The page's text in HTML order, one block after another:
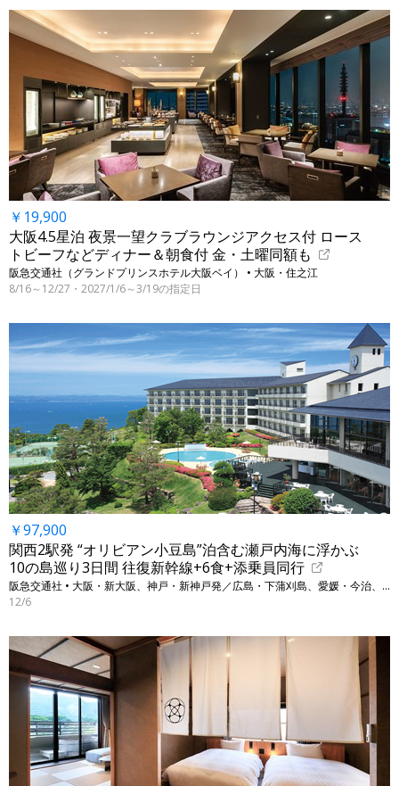
￥19,900
大阪4.5星泊 夜景一望クラブラウンジアクセス付 ロース
トビーフなどディナー＆朝食付 金・土曜同額も
阪急交通社（グランドプリンスホテル大阪ベイ） • 大阪・住之江
8/16～12/27・2027/1/6～3/19の指定日
￥97,900
関西2駅発 “オリビアン小豆島”泊含む瀬戸内海に浮かぶ
10の島巡り3日間 往復新幹線+6食+添乗員同行
阪急交通社 • 大阪・新大阪、神戸・新神戸発／広島・下蒲刈島、愛媛・今治、香川・小豆島他
12/6
←